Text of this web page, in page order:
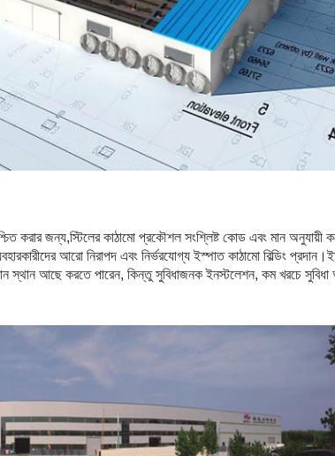
নিশ্চিত করার জন্য,স্টিলের কাঠামো প্রকৌশল সংশ্লিষ্ট কোড এবং মান
আরো নিরাপদ এবং নির্ভরযোগ্য ইস্পাত কাঠামো বিল্ডিং
স্থান আছে করতে পারেন, কিন্তু সুবিধাজনক ইনস্টলেশন, কম খরচে